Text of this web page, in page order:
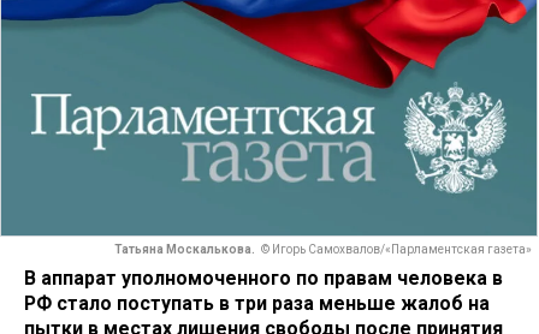
Татьяна Москалькова. © Игорь Самохвалов/«Парламентская газета»
В аппарат уполномоченного по правам человека в
РФ стало поступать в три раза меньше жалоб на
пытки в местах лишения свободы после принятия